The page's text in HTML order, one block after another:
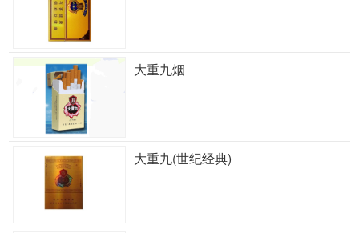
大重九烟
大重九(世纪经典)